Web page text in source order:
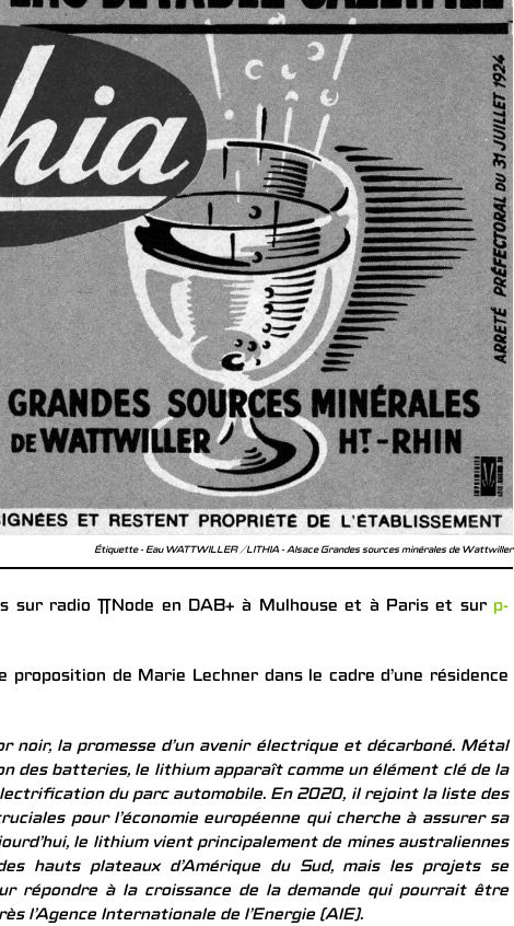
Étiquette - Eau WATTWILLER / LITHIA - Alsace Grandes sources minérales de Wattwiller
sur radio ∏Node en DAB+ à Mulhouse et à Paris et sur p-
proposition de Marie Lechner dans le cadre d’une résidence
noir, la promesse d’un avenir électrique et décarboné. Métal
des batteries, le lithium apparaît comme un élément clé de la
du parc automobile. En 2020, il rejoint la liste des
pour l’économie européenne qui cherche à assurer sa
le lithium vient principalement de mines australiennes
hauts plateaux d’Amérique du Sud, mais les projets se
répondre à la croissance de la demande qui pourrait être
l’Agence Internationale de l’Energie (AIE).